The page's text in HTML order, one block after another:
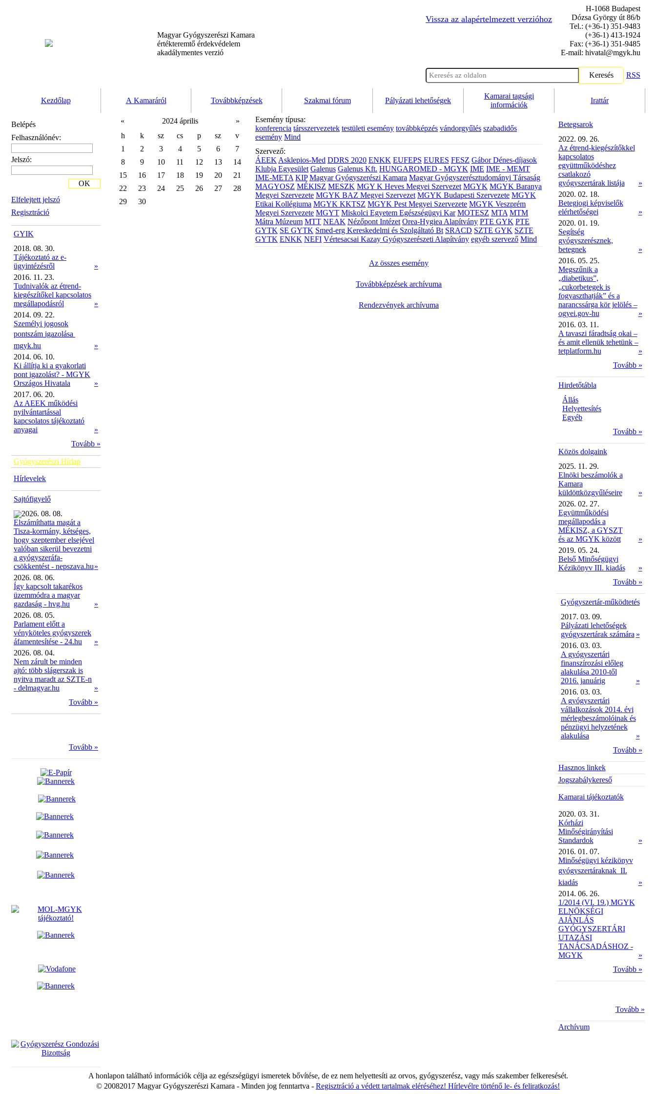
Magyar Gyógyszerészi Kamara
értékteremtő érdekvédelem
akadálymentes verzió
Vissza az alapértelmezett verzióhoz
H-1068 Budapest
Dózsa György út 86/b
Tel.: (+36-1) 351-9483
(+36-1) 413-1924
Fax: (+36-1) 351-9485
E-mail: hivatal@mgyk.hu
Keresés RSS
Kezdőlap A Kamaráról Továbbképzések Szakmai fórum Pályázati lehetőségek
Kamarai tagsági
információk
Irattár
Belépés
Felhasználónév:
Jelszó:
Elfelejtett jelszó
Regisztráció
OK
GYIK
2018. 08. 30.
Tájékoztató az e-
ügyintézésről
»
2016. 11. 23.
Tudnivalók az étrend-
kiegészítőkel kapcsolatos
megállapodásról
»
2014. 09. 22.
Személyi jogosok
pontszám igazolása 
mgyk.hu
»
2014. 06. 10.
Ki állítja ki a gyakorlati
pont igazolást? - MGYK
Országos Hivatala
»
2017. 06. 20.
Az AEEK működési
nyilvántartással
kapcsolatos tájékoztató
anyagai
»
Tovább »
Gyógyszerészi Hírlap
Hírlevelek
Sajtófigyelő
2026. 08. 08.
Elszámíthatta magát a
Tisza-kormány, kétséges,
hogy szeptember elsejével
valóban sikerül bevezetni
a gyógyszeráfa-
csökkentést - nepszava.hu»
2026. 08. 06.
Így kapcsolt takarékos
üzemmódra a magyar
gazdaság - hvg.hu
»
2026. 08. 05.
Parlament előtt a
vényköteles gyógyszerek
áfamentesítése - 24.hu
»
2026. 08. 04.
Nem zárult be minden
ajtó: több slágerszak is
nyitva maradt az SZTE-n
- delmagyar.hu
»
Tovább »
Tovább »
« 2024 április
»
h
k sz cs p sz
v
1
2 3 4 5 6
7
8
9 10 11 12 13
14
15
16 17 18 19 20
21
22
23 24 25 26 27
28
29
30
Esemény típusa:
konferencia társszervezetek testületi esemény továbbképzés vándorgyűlés szabadidős
esemény Mind
Szervező:
ÁEEK Asklepios-Med DDRS 2020 ENKK EUFEPS EURES FESZ Gábor Dénes-díjasok
Klubja Egyesület Galenus Galenus Kft. HUNGAROMED - MGYK IME IME - MEMT
IME-META KIP Magyar Gyógyszerészi Kamara Magyar Gyógyszerésztudományi Társaság
MAGYOSZ MÉKISZ MESZK MGY K Heves Megyei Szervezet MGYK MGYK Baranya
Megyei Szervezete MGYK BAZ Megyei Szervezet MGYK Budapesti Szervezete MGYK
Etikai Kollégiuma MGYK KKTSZ MGYK Pest Megyei Szervezete MGYK Veszprém
Megyei Szervezete MGYT Miskolci Egyetem Egészségügyi Kar MOTESZ MTA MTM
Mátra Múzeum MTT NEAK Nézőpont Intézet Orea-Hygiea Alapítvány PTE GYK PTE
GYTK SE GYTK Smed-erg Kereskedelmi és Szolgáltató Bt SRACD SZTE GYK SZTE
GYTK ENKK NEFI Vértesacsai Kazay Gyógyszerészeti Alapítvány egyéb szervező Mind
Az összes esemény
Továbbképzések archívuma
Rendezvények archívuma
Betegsarok
2022. 09. 26.
Az étrend-kiegészítőkkel
kapcsolatos
együttműködéshez
csatlakozó
gyógyszertárak listája
»
2020. 02. 18.
Betegjogi képviselők
elérhetőségei
»
2020. 01. 19.
Segítség
gyógyszerésznek,
betegnek
»
2016. 05. 25.
Megszűnik a
„diabetikus”,
„cukorbetegek is
fogyaszthatják” és a
narancssárga kör jelölés –
ogyei.gov-hu
»
2016. 03. 11.
A tavaszi fáradtság okai –
és amit ellenük tehetünk –
tetplatform.hu
»
Tovább »
Hirdetőtábla
Állás
Helyettesítés
Egyéb
Tovább »
Közös dolgaink
2025. 11. 29.
Elnöki beszámolók a
Kamara
küldöttközgyűléseire
»
2026. 02. 27.
Együttműködési
megállapodás a
MÉKISZ, a GYSZT
és az MGYK között
»
2019. 05. 24.
Belső Minőségügyi
Kézikönyv III. kiadás
»
Tovább »
Gyógyszertár-működtetés
2017. 03. 09.
Pályázati lehetőségek
gyógyszertárak számára »
2016. 03. 03.
A gyógyszertári
finanszírozási előleg
alakulása 2010-től
2016. januárig
»
2016. 03. 03.
A gyógyszertári
vállalkozások 2014. évi
mérlegbeszámolóinak és
pénzügyi helyzetének
alakulása
»
Tovább »
Hasznos linkek
Jogszabálykereső
Kamarai tájékoztatók
2020. 03. 31.
Kórházi
Minőségirányítási
Standardok
»
2016. 01. 07.
Minőségügyi kézikönyv
gyógyszertáraknak  II.
kiadás
»
2014. 06. 26.
1/2014 (VI. 19.) MGYK
ELNÖKSÉGI
AJÁNLÁS
GYÓGYSZERTÁRI
UTAZÁSI
TANÁCSADÁSHOZ -
MGYK
»
Tovább »
Tovább »
Archívum
A honlapon található információk célja az egészségügyi ismeretek bővítése, de ez nem helyettesíti az orvos, gyógyszerész, vagy más szakember felkeresését.
© 20082017 Magyar Gyógyszerészi Kamara - Minden jog fenntartva - Regisztráció a védett tartalmak eléréséhez! Hírlevélre történő le- és feliratkozás!